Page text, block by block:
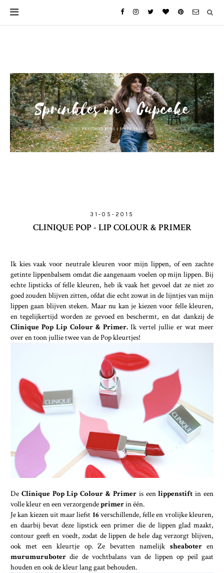
31-05-2015
CLINIQUE POP - LIP COLOUR & PRIMER
Ik kies vaak voor neutrale kleuren voor mijn lippen, of een zachte
getinte lippenbalsem omdat die aangenaam voelen op mijn lippen. Bij
echte lipsticks of felle kleuren, heb ik vaak het gevoel dat ze niet zo
goed zouden blijven zitten, ofdat die echt zowat in de lijntjes van mijn
lippen gaan blijven steken. Maar nu kan je kiezen voor felle kleuren,
en tegelijkertijd worden ze gevoed en beschermt, en dat dankzij de
Clinique Pop Lip Colour & Primer.Ik vertel jullie er wat meer
over en toon jullie twee van de Pop kleurtjes!
De Clinique Pop Lip Colour & Primeris eenlippenstiftin een
volle kleur en een verzorgendeprimerin één.
Je kan kiezen uit maar liefst 16verschillende, felle en vrolijke kleuren,
en daarbij bevat deze lipstick een primer die de lippen glad maakt,
contour geeft en voedt, zodat de lippen de hele dag verzorgt blijven,
ook met een kleurtje op. Ze bevatten namelijk sheaboteren
murumuruboterdie de vochtbalans van de lippen op peil gaat
houden en ook de kleur lang gaat behouden.